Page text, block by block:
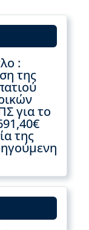
:
της
για το
της